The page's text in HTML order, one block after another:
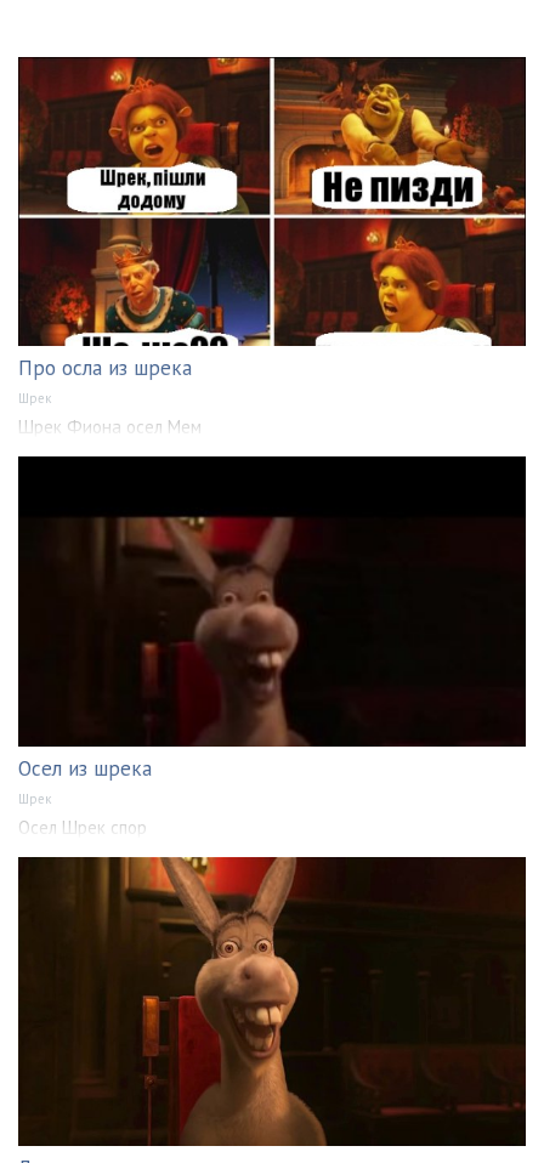
Про осла из шрека
Шрек
Шрек Фиона осел Мем
Осел из шрека
Шрек
Осел Шрек спор